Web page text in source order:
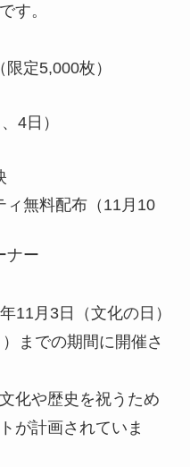
す。
定5,000枚）
4日）
ィ無料配布（11月10
ナー
11月3日（文化の日）
までの期間に開催さ
化や歴史を祝うため
が計画されていま